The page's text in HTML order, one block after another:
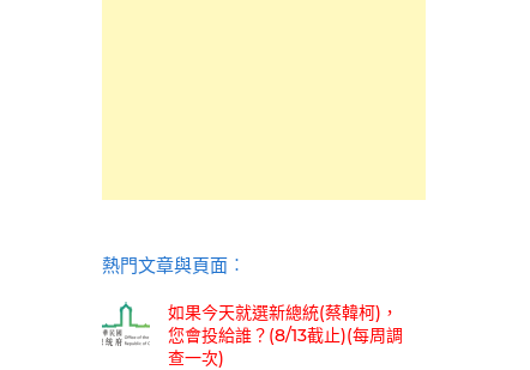
熱門文章與頁面︰
如果今天就選新總統(蔡韓柯)，
您會投給誰？(8/13截止)(每周調
查一次)